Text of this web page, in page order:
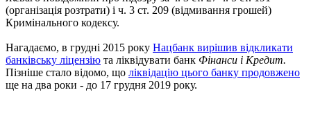
(організація розтрати) і ч. 3 ст. 209 (відмивання грошей)
Кримінального кодексу.
Нагадаємо, в грудні 2015 року Нацбанк вирішив відкликати
банківську ліцензію та ліквідувати банк Фінанси і Кредит.
Пізніше стало відомо, що ліквідацію цього банку продовжено
ще на два роки - до 17 грудня 2019 року.